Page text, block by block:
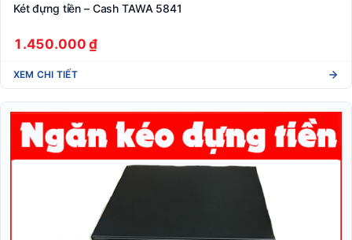
Két đựng tiền – Cash TAWA 5841
1.450.000 ₫
XEM CHI TIẾT